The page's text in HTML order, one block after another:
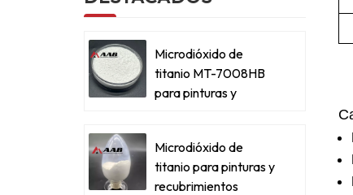
Microdióxido de
titanio MT-7008HB
para pinturas y
Microdióxido de
titanio para pinturas y
recubrimientos